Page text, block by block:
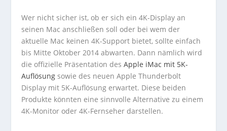
Wer nicht sicher ist, ob er sich ein 4K-Display an
seinen Mac anschließen soll oder bei wem der
aktuelle Mac keinen 4K-Support bietet, sollte einfach
bis Mitte Oktober 2014 abwarten. Dann nämlich wird
die offizielle Präsentation desApple iMac mit 5K-
Auflösung sowie des neuen Apple Thunderbolt
Display mit 5K-Auflösung erwartet. Diese beiden
Produkte könnten eine sinnvolle Alternative zu einem
4K-Monitor oder 4K-Fernseher darstellen.